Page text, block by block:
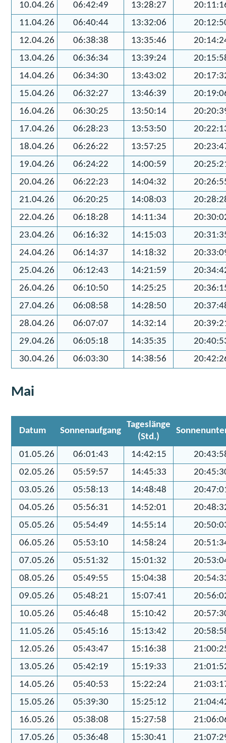
10.04.26
06:42:49 13:28:27
11.04.26
06:40:44 13:32:06
12.04.26
06:38:38 13:35:46
13.04.26
06:36:34 13:39:24
14.04.26
06:34:30 13:43:02
15.04.26
06:32:27 13:46:39
16.04.26
06:30:25 13:50:14
17.04.26
06:28:23 13:53:50
18.04.26
06:26:22 13:57:25
19.04.26
06:24:22 14:00:59
20.04.26
06:22:23 14:04:32
21.04.26
06:20:25 14:08:03
22.04.26
06:18:28 14:11:34
23.04.26
06:16:32 14:15:03
24.04.26
06:14:37 14:18:32
25.04.26
06:12:43 14:21:59
26.04.26
06:10:50 14:25:25
27.04.26
06:08:58 14:28:50
28.04.26
06:07:07 14:32:14
29.04.26
06:05:18 14:35:35
30.04.26
06:03:30 14:38:56
Mai
Datum Sonnenaufgang
Tageslänge
(Std.)
01.05.26 06:01:43 14:42:15
02.05.26
05:59:57 14:45:33
03.05.26
05:58:13 14:48:48
04.05.26
05:56:31 14:52:01
05.05.26
05:54:49 14:55:14
06.05.26
05:53:10 14:58:24
07.05.26
05:51:32 15:01:32
08.05.26
05:49:55 15:04:38
09.05.26
05:48:21 15:07:41
10.05.26
05:46:48 15:10:42
11.05.26
05:45:16 15:13:42
12.05.26
05:43:47 15:16:38
13.05.26
05:42:19 15:19:33
14.05.26
05:40:53 15:22:24
15.05.26
05:39:30 15:25:12
16.05.26
05:38:08 15:27:58
17.05.26
05:36:48 15:30:41